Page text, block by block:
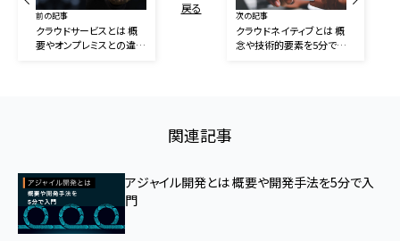
前の記事
クラウドサービスとは 概
要やオンプレミスとの違い
戻る
次の記事
クラウドネイティブとは 概
念や技術的要素を5分で入
関連記事
アジャイル開発とは 概要や開発手法を5分で入
門